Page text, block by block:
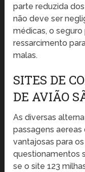
parte reduzida
não deve ser
médicas, o
ressarcimento
malas.
SITES DE
DE AVIÃO
As diversas
passagens
vantajosas para
questionamentos
se o site 123